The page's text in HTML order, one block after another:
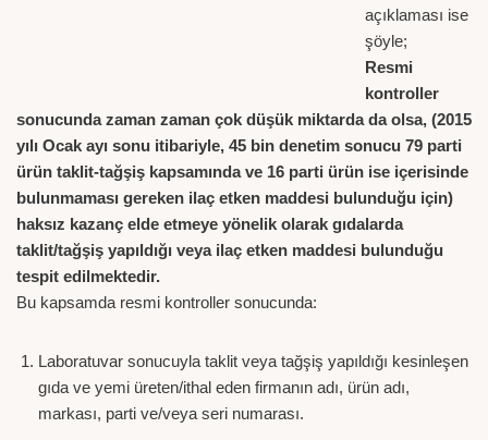
açıklaması ise
şöyle;
Resmi
kontroller
sonucunda zaman zaman çok düşük miktarda da olsa, (2015
yılı Ocak ayı sonu itibariyle, 45 bin denetim sonucu 79 parti
ürün taklit-tağşiş kapsamında ve 16 parti ürün ise içerisinde
bulunmaması gereken ilaç etken maddesi bulunduğu için)
haksız kazanç elde etmeye yönelik olarak gıdalarda
taklit/tağşiş yapıldığı veya ilaç etken maddesi bulunduğu
tespit edilmektedir.
Bu kapsamda resmi kontroller sonucunda:
Laboratuvar sonucuyla taklit veya tağşiş yapıldığı kesinleşen
gıda ve yemi üreten/ithal eden firmanın adı, ürün adı,
markası, parti ve/veya seri numarası.